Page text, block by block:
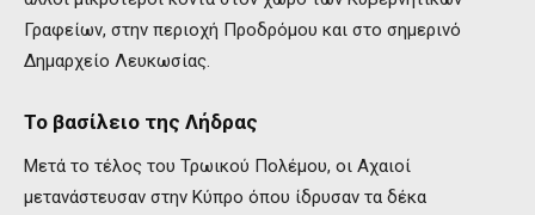
Γραφείων, στην περιοχή Προδρόμου και στο σημερινό
Δημαρχείο Λευκωσίας.
Το βασίλειο της Λήδρας
Μετά το τέλος του Τρωικού Πολέμου, οι Αχαιοί
μετανάστευσαν στην Κύπρο όπου ίδρυσαν τα δέκα